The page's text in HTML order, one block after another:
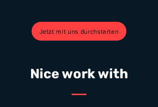
Jetzt mit uns durchstarten
Nice work with